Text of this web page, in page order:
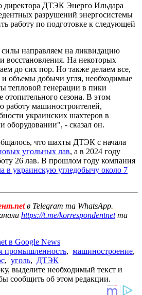
директора ДТЭК Энерго Ильдара
разрушений энергосистемы
работу по подготовке к следующей
силы направляем на ликвидацию
восстановления. На некоторых
до сих пор. Но также делаем все,
объемы добычи угля, необходимые
тепловой генерации в пики
отопительного сезона. В этом
работу машиностроителей,
украинских шахтеров в
оборудовании", - сказал он.
что шахты ДТЭК с начала
угольных лав, а в 2024 году
26 лав. В прошлом году компания
в украинскую угледобычу около 7
в Telegram та WhatsApp.
https://t.me/korrespondentnetта
в Google News
промышленность, машиностроение,
, уголь, ДТЭК
выделите необходимый текст и
сообщить об этом редакции.